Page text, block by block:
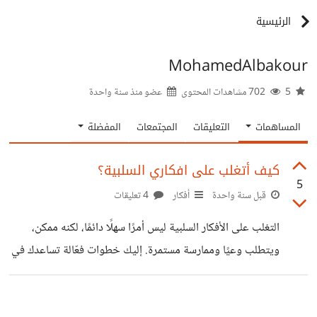
الرئيسية
MohamedAlbakour
عضو منذسنة واحدة
المساهمات التعليقات المجتمعات المفضلة
5
كيف أتغلب على افكاري السلبية؟
قبل سنة واحدة أفكار
التغلب على الأفكار السلبية ليس أمرًا سهلًا دائمًا، لكنه ممكن،
ويتطلب وعيًا وممارسة مستمرة. إليك خطوات فعّالة تساعدك في
ذلك: 🧠 أولاً: افهم مصدر الأفكار السلبية هل هي نتيجة تجارب